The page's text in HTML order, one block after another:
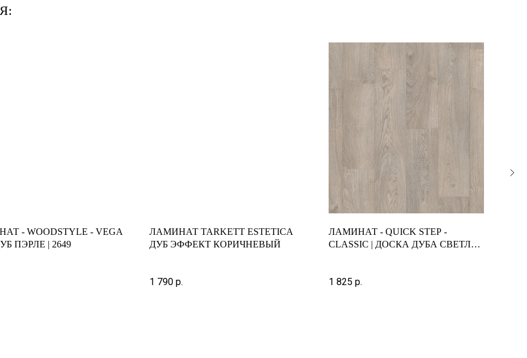
- WOODSTYLE - VEGA
ПЭРЛЕ | 2649
ЛАМИНАТ TARKETT ESTETICA
ДУБ ЭФФЕКТ КОРИЧНЕВЫЙ
1 790 р.
ЛАМИНАТ - QUICK STEP -
CLASSIC | ДОСКА ДУБА СВЕТЛО-
1 825 р.